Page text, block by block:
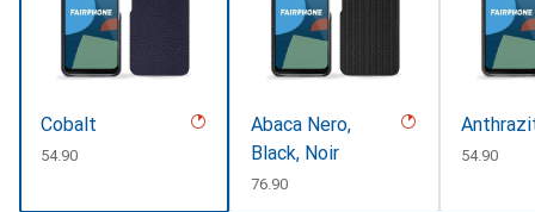
Cobalt
CHF
54.90
Abaca Nero,
Black, Noir
CHF
76.90
CHF
54.90